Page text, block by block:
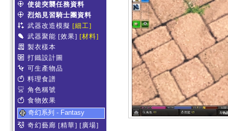
使徒突襲任務資料
烈焰見習騎士團資料
武器改造模擬 [細工]
武器聚能 [效果] [材料]
製衣樣本
打鐵設計圖
可生產物品
料理食譜
角色稱號
食物效果
奇幻系列 - Fantasy
奇幻藝廊 [精華] [廣場]